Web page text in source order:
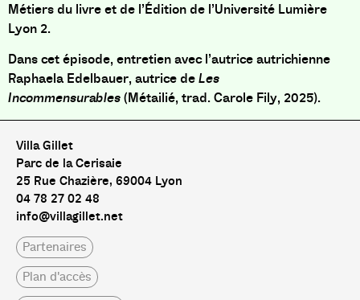
Métiers du livre et de l’Édition de l’Université Lumière
Lyon 2.
Dans cet épisode, entretien avec l’autrice autrichienne
Raphaela Edelbauer, autrice deLes
Incommensurables(Métailié, trad. Carole Fily, 2025).
Villa Gillet
Parc de la Cerisaie
25 Rue Chazière, 69004 Lyon
04 78 27 02 48
info@villagillet.net
Partenaires
Plan d'accès